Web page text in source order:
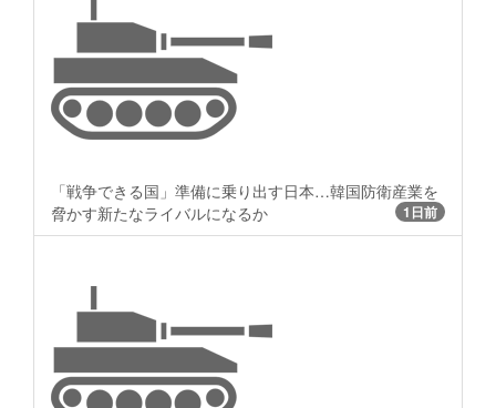
「戦争できる国」準備に乗り出す日本…韓国防衛産業を
脅かす新たなライバルになるか
1日前